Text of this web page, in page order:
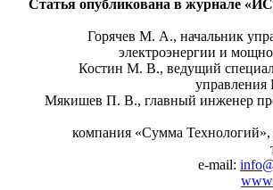
Статья опубликована в журнале
Горячев М. А., начальник
электроэнергии и
Костин М. В., ведущий
Мякишев П. В., главный инженер
компания «Сумма Технологий»,
e‑mail: